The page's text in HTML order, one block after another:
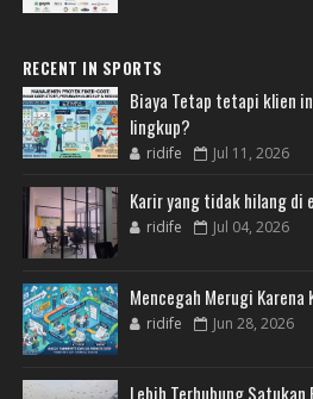
RECENT IN SPORTS
Biaya Tetap tetapi klien
lingkup?
ridife Jul 11, 2026
Karir yang tidak hilang di
ridife Jul 04, 2026
Mencegah Merugi Karena
ridife Jun 28, 2026
Lebih Terhubung